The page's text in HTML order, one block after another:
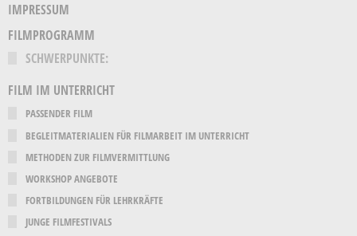
IMPRESSUM
FILMPROGRAMM
SCHWERPUNKTE:
FILM IM UNTERRICHT
PASSENDER FILM
BEGLEITMATERIALIEN FÜR FILMARBEIT IM UNTERRICHT
METHODEN ZUR FILMVERMITTLUNG
WORKSHOP ANGEBOTE
FORTBILDUNGEN FÜR LEHRKRÄFTE
JUNGE FILMFESTIVALS